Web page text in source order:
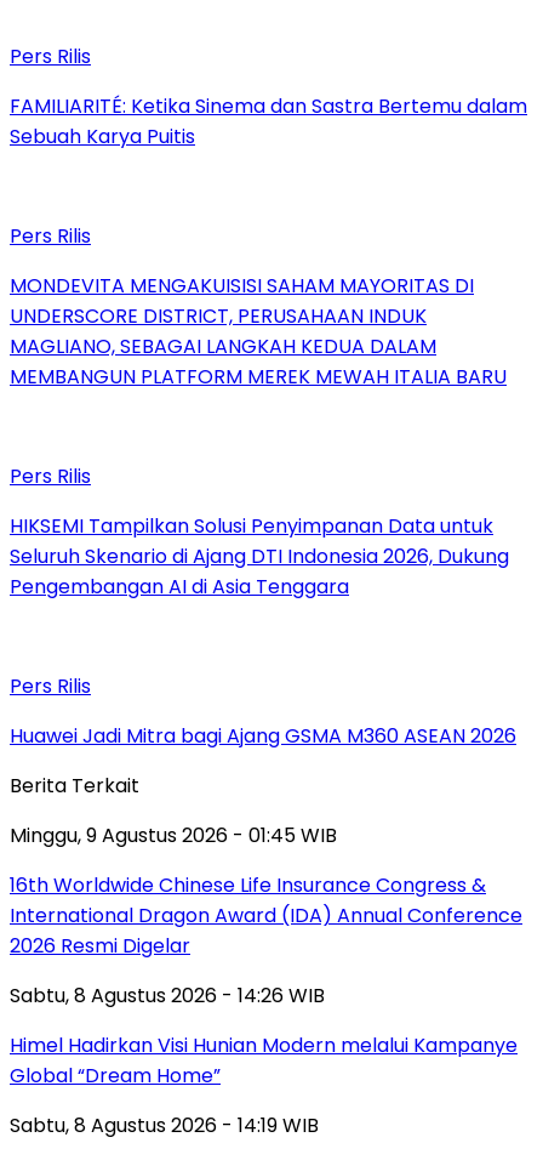
Pers Rilis
FAMILIARITÉ: Ketika Sinema dan Sastra Bertemu dalam
Sebuah Karya Puitis
Pers Rilis
MONDEVITA MENGAKUISISI SAHAM MAYORITAS DI
UNDERSCORE DISTRICT, PERUSAHAAN INDUK
MAGLIANO, SEBAGAI LANGKAH KEDUA DALAM
MEMBANGUN PLATFORM MEREK MEWAH ITALIA BARU
Pers Rilis
HIKSEMI Tampilkan Solusi Penyimpanan Data untuk
Seluruh Skenario di Ajang DTI Indonesia 2026, Dukung
Pengembangan AI di Asia Tenggara
Pers Rilis
Huawei Jadi Mitra bagi Ajang GSMA M360 ASEAN 2026
Berita Terkait
Minggu, 9 Agustus 2026 - 01:45 WIB
16th Worldwide Chinese Life Insurance Congress &
International Dragon Award (IDA) Annual Conference
2026 Resmi Digelar
Sabtu, 8 Agustus 2026 - 14:26 WIB
Himel Hadirkan Visi Hunian Modern melalui Kampanye
Global “Dream Home”
Sabtu, 8 Agustus 2026 - 14:19 WIB